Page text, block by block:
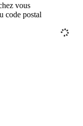
vous
code postal